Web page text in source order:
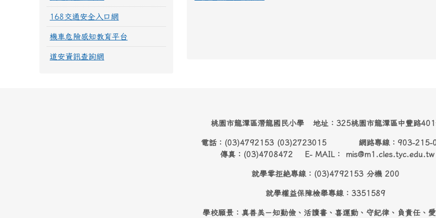
168交通安全入口網
機車危險感知教育平台
道安資訊查詢網
桃園市龍潭區潛龍國民小學 地址：325桃園市龍潭區中豐路
電話：(03)4792153 (03)2723015 網路專線：903-215-
傳真：(03)4708472 E- MAIL： mis@m1.cles.tyc.edu.tw
就學零拒絶專線：(03)4792153 分機 200
就學權益保障檢舉專線：3351589
學校願景：真善美－知勤儉、活讀書、喜運動、守紀律、負責任、